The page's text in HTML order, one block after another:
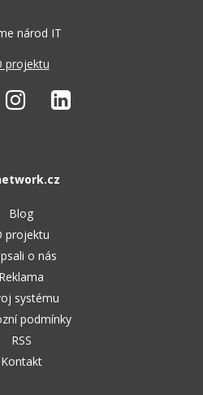
národ IT
projektu
Blog
projektu
o nás
Reklama
systému
podmínky
RSS
Kontakt